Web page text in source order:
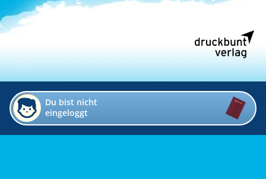
Du bist nicht
eingeloggt